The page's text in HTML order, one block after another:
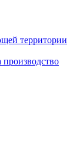
территории